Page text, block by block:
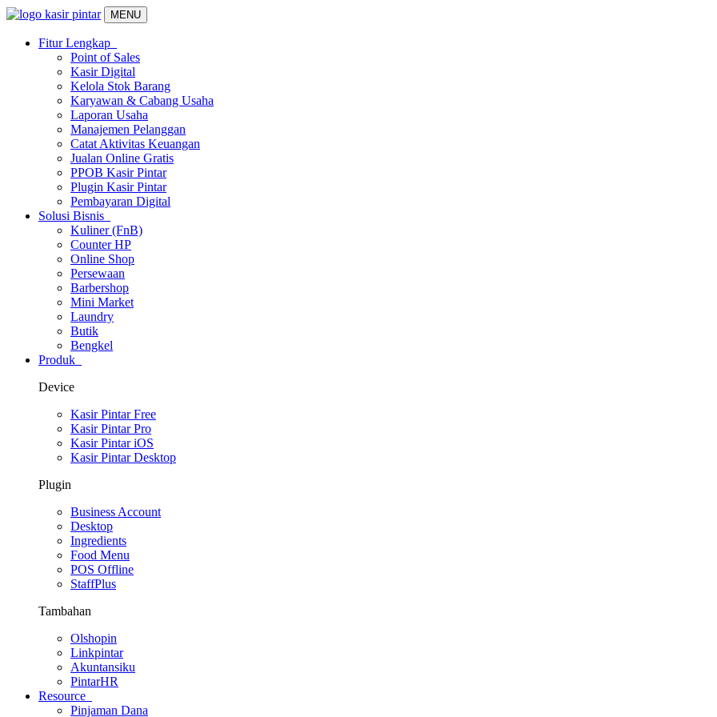
MENU
Fitur Lengkap
Point of Sales
Kasir Digital
Kelola Stok Barang
Karyawan & Cabang Usaha
Laporan Usaha
Manajemen Pelanggan
Catat Aktivitas Keuangan
Jualan Online Gratis
PPOB Kasir Pintar
Plugin Kasir Pintar
Pembayaran Digital
Solusi Bisnis
Kuliner (FnB)
Counter HP
Online Shop
Persewaan
Barbershop
Mini Market
Laundry
Butik
Bengkel
Produk
Device
Kasir Pintar Free
Kasir Pintar Pro
Kasir Pintar iOS
Kasir Pintar Desktop
Plugin
Business Account
Desktop
Ingredients
Food Menu
POS Offline
StaffPlus
Tambahan
Olshopin
Linkpintar
Akuntansiku
PintarHR
Resource
Pinjaman Dana